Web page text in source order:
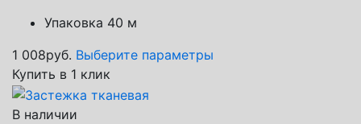
Упаковка 40 м
1 008руб. Выберите параметры
Купить в 1 клик
В наличии